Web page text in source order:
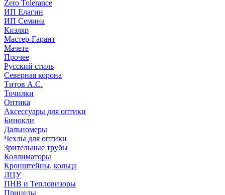
Zero Tolerance
ИП Елагин
ИП Семина
Кизляр
Мастер-Гарант
Мачете
Прочее
Русский стиль
Северная корона
Титов А.С.
Точилки
Оптика
Аксессуары для оптики
Бинокли
Дальномеры
Чехлы для оптики
Зрительные трубы
Коллиматоры
Кронштейны, кольца
ЛЦУ
ПНВ и Тепловизоры
Прицелы